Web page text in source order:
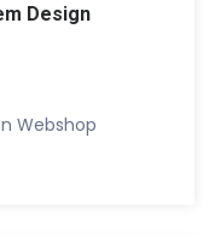
Design
Webshop